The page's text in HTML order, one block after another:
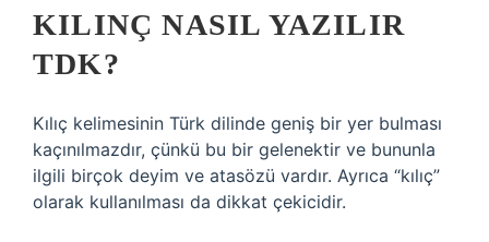
KILINÇ NASIL YAZILIR
TDK?
Kılıç kelimesinin Türk dilinde geniş bir yer bulması
kaçınılmazdır, çünkü bu bir gelenektir ve bununla
ilgili birçok deyim ve atasözü vardır. Ayrıca “kılıç”
olarak kullanılması da dikkat çekicidir.